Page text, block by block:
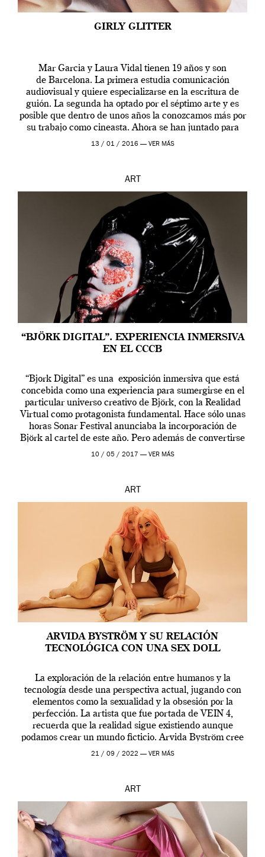
GIRLY GLITTER
Mar Garcia y Laura Vidal tienen 19 años y son
de Barcelona. La primera estudia comunicación
audiovisual y quiere especializarse en la escritura de
guión. La segunda ha optado por el séptimo arte y es
posible que dentro de unos años la conozcamos más por
su trabajo como cineasta. Ahora se han juntado para
contarnos una […]
13 / 01 / 2016 — VER MÁS
ART
“BJÖRK DIGITAL”. EXPERIENCIA INMERSIVA
EN EL CCCB
“Bjork Digital” es una exposición inmersiva que está
concebida como una experiencia para sumergirse en el
particular universo creativo de Björk, con la Realidad
Virtual como protagonista fundamental. Hace sólo unas
horas Sonar Festival anunciaba la incorporación de
Björk al cartel de este año. Pero además de convertirse
en una de las actuaciones más relevantes […]
10 / 05 / 2017 — VER MÁS
ART
ARVIDA BYSTRÖM Y SU RELACIÓN
TECNOLÓGICA CON UNA SEX DOLL
La exploración de la relación entre humanos y la
tecnología desde una perspectiva actual, jugando con
elementos como la sexualidad y la obsesión por la
perfección. La artista que fue portada de VEIN 4,
recuerda que la realidad sigue existiendo aunque
podamos crear un mundo ficticio. Arvida Byström cree
que los humanos tienen un complejo […]
21 / 09 / 2022 — VER MÁS
ART